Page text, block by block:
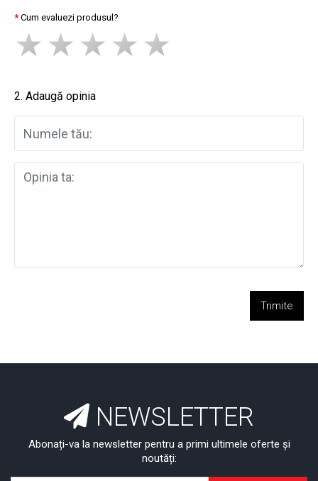
Cum evaluezi produsul?
2. Adaugă opinia
Trimite
NEWSLETTER
Abonați-va la newsletter pentru a primi ultimele oferte și
noutăți: